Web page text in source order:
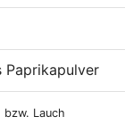
Paprikapulver
bzw. Lauch